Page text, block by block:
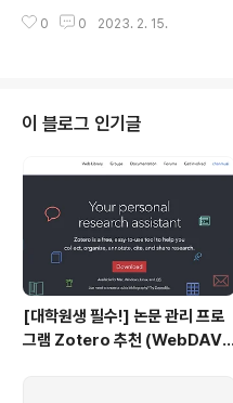
는 기업들을 매칭 받으세요.
는 것이 최솟값 answer += score.po..
0 0 2023. 2. 15.
이 블로그 인기글
[대학원생 필수!] 논문 관리 프로
그램 Zotero 추천 (WebDAV